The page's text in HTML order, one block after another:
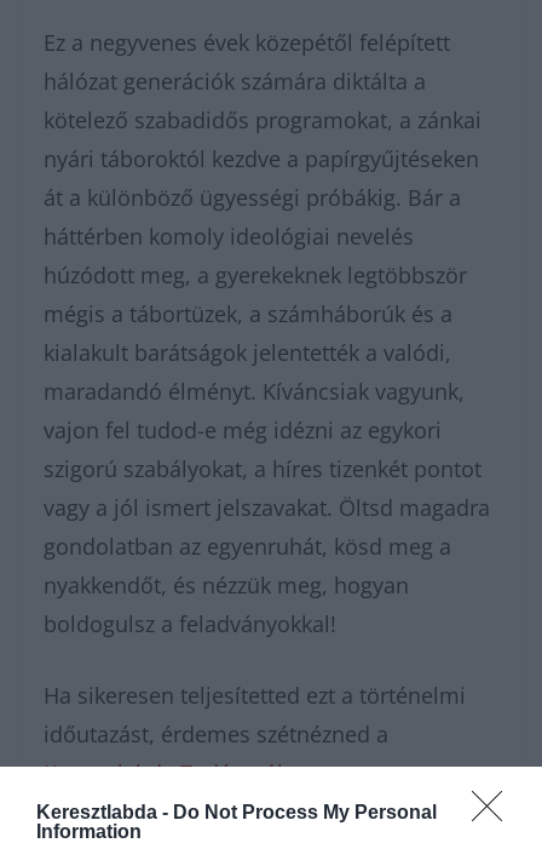
Keresztlabda - Do Not Process My Personal
Information
Ez a negyvenes évek közepétől felépített
hálózat generációk számára diktálta a
kötelező szabadidős programokat, a zánkai
nyári táboroktól kezdve a papírgyűjtéseken
át a különböző ügyességi próbákig. Bár a
háttérben komoly ideológiai nevelés
húzódott meg, a gyerekeknek legtöbbször
mégis a tábortüzek, a számháborúk és a
kialakult barátságok jelentették a valódi,
maradandó élményt. Kíváncsiak vagyunk,
vajon fel tudod-e még idézni az egykori
szigorú szabályokat, a híres tizenkét pontot
vagy a jól ismert jelszavakat. Öltsd magadra
gondolatban az egyenruhát, kösd meg a
nyakkendőt, és nézzük meg, hogyan
boldogulsz a feladványokkal!
Ha sikeresen teljesítetted ezt a történelmi
időutazást, érdemes szétnézned a
Keresztlabda Tudáspróba rovat
archívumában, ahol folyamatosan frissülő,